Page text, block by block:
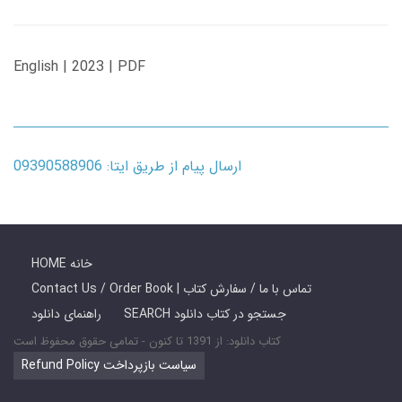
English | 2023 | PDF
ارسال پیام از طریق ایتا: 09390588906
HOME خانه
Contact Us / Order Book | تماس با ما / سفارش کتاب
راهنمای دانلود
SEARCH جستجو در کتاب دانلود
کتاب دانلود: از 1391 تا کنون - تمامی حقوق محفوظ است
Refund Policy سیاست بازپرداخت